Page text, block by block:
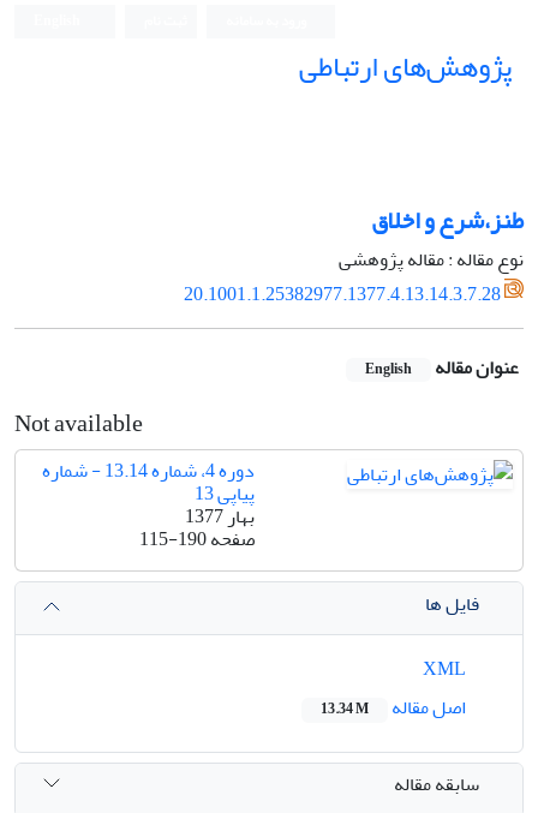
پژوهش‌های ارتباطی
طنز،شرع و اخلاق
نوع مقاله : مقاله پژوهشی
20.1001.1.25382977.1377.4.13.14.3.7.28
عنوان مقاله English
Not available
دوره 4، شماره 13.14 - شماره
پیاپی 13
بهار 1377
صفحه115-190
فایل ها
اصل مقاله
13.34 M
سابقه مقاله